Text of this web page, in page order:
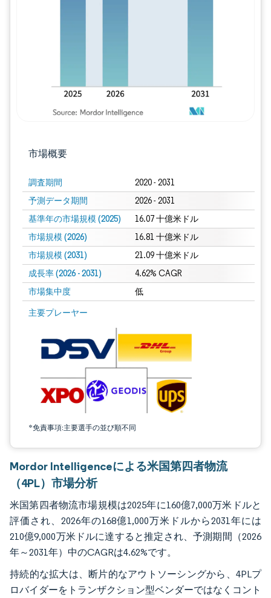
市場概要
調査期間 2020 - 2031
予測データ期間 2026 - 2031
基準年の市場規模 (2025) 16.07 十億米ドル
市場規模 (2026) 16.81 十億米ドル
市場規模 (2031) 21.09 十億米ドル
成長率 (2026 - 2031) 4.62% CAGR
市場集中度 低
主要プレーヤー
*免責事項:主要選手の並び順不同
画像 © Mordor Intelligence。再利用にはCC BY 4.0の表示が必要です。
Mordor Intelligenceによる米国第四者物流
（4PL）市場分析
米国第四者物流市場規模は2025年に160億7,000万米ドルと
評価され、2026年の168億1,000万米ドルから2031年には
210億9,000万米ドルに達すると推定され、予測期間（2026
年～2031年）中のCAGRは4.62%です。
持続的な拡大は、断片的なアウトソーシングから、4PLプ
ロバイダーをトランザクション型ベンダーではなくコント